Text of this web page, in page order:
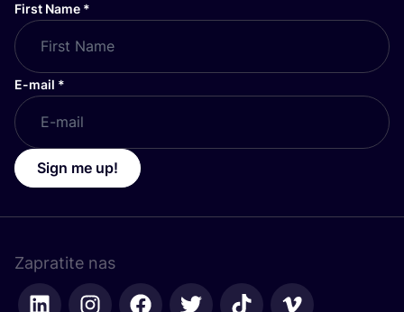
First Name *
E-mail *
Sign me up!
Zapratite nas